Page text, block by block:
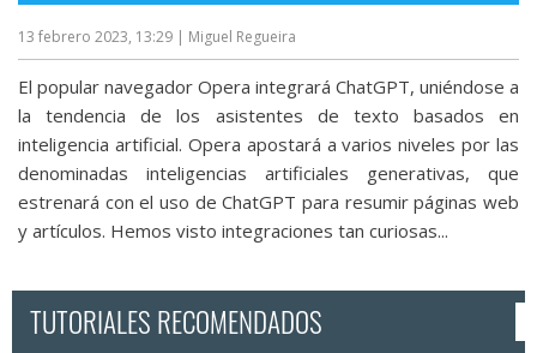
13 febrero 2023, 13:29 | Miguel Regueira
El popular navegador Opera integrará ChatGPT, uniéndose a
la tendencia de los asistentes de texto basados en
inteligencia artificial. Opera apostará a varios niveles por las
denominadas inteligencias artificiales generativas, que
estrenará con el uso de ChatGPT para resumir páginas web
y artículos. Hemos visto integraciones tan curiosas...
TUTORIALES RECOMENDADOS